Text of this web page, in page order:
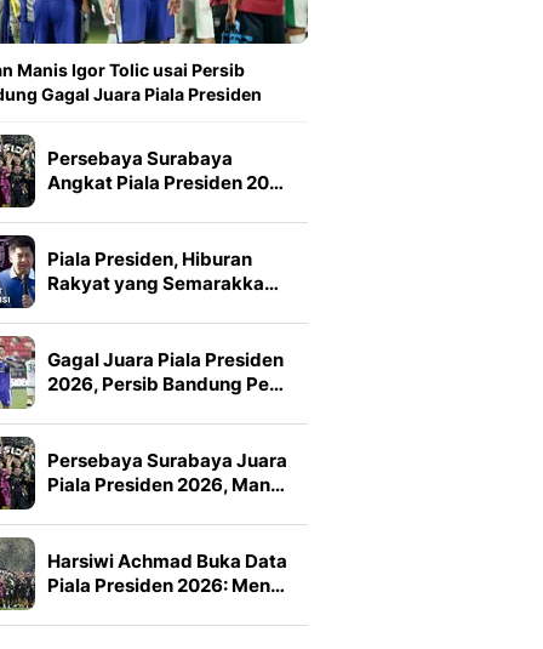
Manis Igor Tolic usai Persib
Gagal Juara Piala Presiden
Persebaya Surabaya
Angkat Piala Presiden 20…
Piala Presiden, Hiburan
Rakyat yang Semarakka…
Gagal Juara Piala Presiden
2026, Persib Bandung Pe…
Persebaya Surabaya Juara
Piala Presiden 2026, Man…
Harsiwi Achmad Buka Data
Piala Presiden 2026: Men…